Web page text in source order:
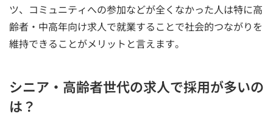
ツ、コミュニティへの参加などが全くなかった人は特に高
齢者・中高年向け求人で就業することで社会的つながりを
維持できることがメリットと言えます。
シニア・高齢者世代の求人で採用が多いの
は？